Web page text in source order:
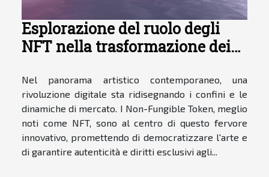
Esplorazione del ruolo degli
NFT nella trasformazione dei
contemporanei
Nel panorama artistico contemporaneo, una
rivoluzione digitale sta ridisegnando i confini e le
dinamiche di mercato. I Non-Fungible Token, meglio
noti come NFT, sono al centro di questo fervore
innovativo, promettendo di democratizzare l'arte e
di garantire autenticità e diritti esclusivi agli...